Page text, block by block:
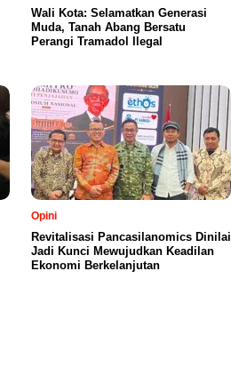
Wali Kota: Selamatkan Generasi
Muda, Tanah Abang Bersatu
Perangi Tramadol Ilegal
Opini
Revitalisasi Pancasilanomics Dinilai
Jadi Kunci Mewujudkan Keadilan
Ekonomi Berkelanjutan